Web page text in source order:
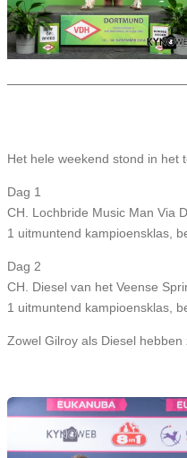
Het hele weekend stond in het
Dag 1
CH. Lochbride Music Man Via
1 uitmuntend kampioensklas,
Dag 2
CH. Diesel van het Veense
1 uitmuntend kampioensklas,
Zowel Gilroy als Diesel